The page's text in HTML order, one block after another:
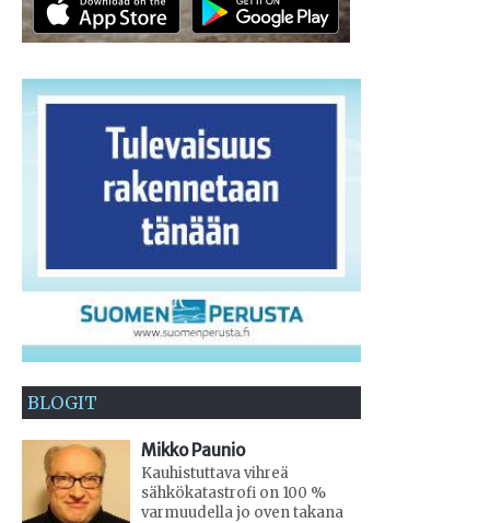
BLOGIT
Mikko Paunio
Kauhistuttava vihreä
sähkökatastrofi on 100 %
varmuudella jo oven takana